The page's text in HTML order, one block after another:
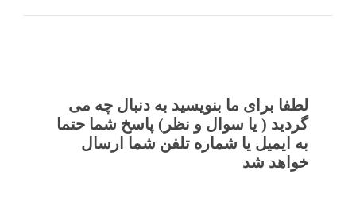
لطفا برای ما بنویسید به دنبال چه می
گردید ( یا سوال و نظر) پاسخ شما حتما
به ایمیل یا شماره تلفن شما ارسال
خواهد شد